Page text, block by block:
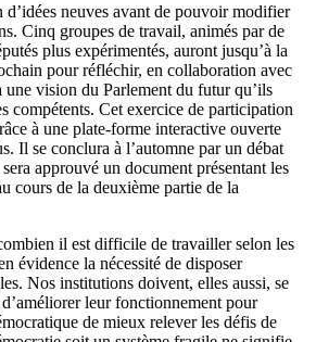
neuves avant de pouvoir modifier
Cinq groupes de travail, animés par de
plus expérimentés, auront jusqu’à la
pour réfléchir, en collaboration avec
une vision du Parlement du futur qu’ils
compétents. Cet exercice de participation
à une plate-forme interactive ouverte
Il se conclura à l’automne par un débat
approuvé un document présentant les
cours de la deuxième partie de la
il est difficile de travailler selon les
évidence la nécessité de disposer
Nos institutions doivent, elles aussi, se
leur fonctionnement pour
de mieux relever les défis de